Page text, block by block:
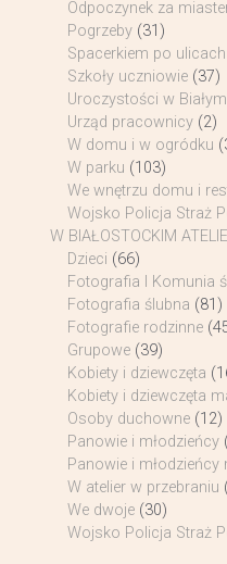
Odpoczynek za
Pogrzeby (31)
Spacerkiem po
Szkoły uczniowie (37)
Uroczystości w
Urząd pracownicy (2)
W domu i w ogródku
W parku (103)
We wnętrzu domu i
Wojsko Policja Straż
W BIAŁOSTOCKIM
Dzieci (66)
Fotografia I Komunia
Fotografia ślubna (81)
Fotografie rodzinne
Grupowe (39)
Kobiety i dziewczęta
Kobiety i dziewczęta
Osoby duchowne (12)
Panowie i młodzieńcy
Panowie i młodzieńcy
W atelier w przebraniu
We dwoje (30)
Wojsko Policja Straż